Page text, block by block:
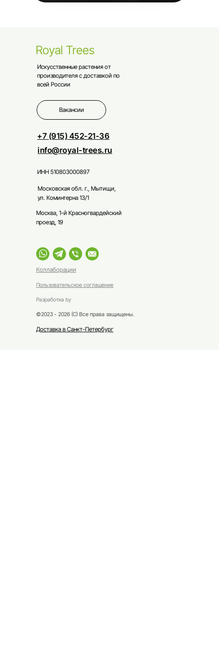
Искусственные растения от
производителя с доставкой по
всей России
Пользовательское соглашение
Разработка by
©2023 - 2026 (С) Все права защищены.
Московская обл. г., Мытищи,
ул. Коминтерна 13/1
Москва, 1-й Красногвардейский
проезд, 19
ИНН 510803000897
Доставка в Санкт-Петербург
Коллаборации
+7 (915) 452-21-36
info@royal-trees.ru
Royal Trees
Вакансии